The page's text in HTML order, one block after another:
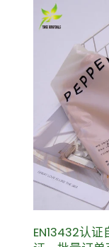
EN13432认